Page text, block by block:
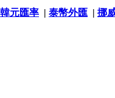
韓元匯率 | 泰幣外匯 | 挪